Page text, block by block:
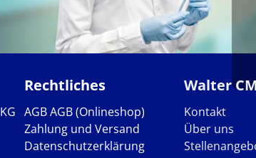
Rechtliches
AGBAGB (Onlineshop)
Zahlung und Versand
Datenschutzerklärung
Walter
Kontakt
Über uns